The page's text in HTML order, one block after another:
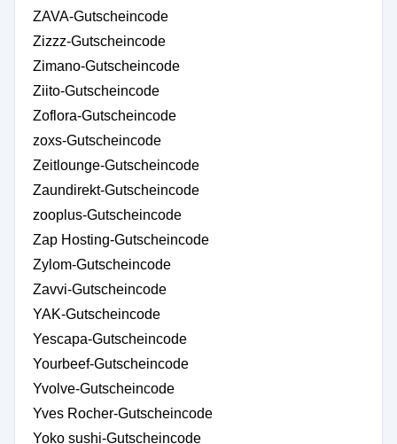
ZAVA-Gutscheincode
Zizzz-Gutscheincode
Zimano-Gutscheincode
Ziito-Gutscheincode
Zoflora-Gutscheincode
zoxs-Gutscheincode
Zeitlounge-Gutscheincode
Zaundirekt-Gutscheincode
zooplus-Gutscheincode
Zap Hosting-Gutscheincode
Zylom-Gutscheincode
Zavvi-Gutscheincode
YAK-Gutscheincode
Yescapa-Gutscheincode
Yourbeef-Gutscheincode
Yvolve-Gutscheincode
Yves Rocher-Gutscheincode
Yoko sushi-Gutscheincode